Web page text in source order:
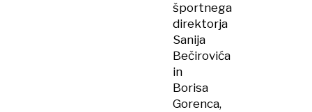
športnega
direktorja
Sanija
Bečirovića
in
Borisa
Gorenca,